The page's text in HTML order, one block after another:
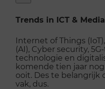
Snel
menu
Trends in ICT & Media
Internet of Things
(AI), Cyber security,
technologie en
komende tien jaar
ooit. Des te belangrijk
vak, dus.